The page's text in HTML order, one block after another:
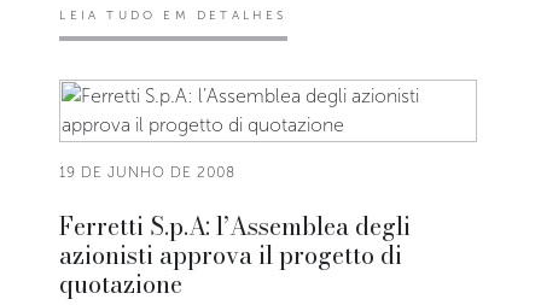
LEIA TUDO EM DETALHES
19 DE JUNHO DE 2008
Ferretti S.p.A: l’Assemblea degli
azionisti approva il progetto di
quotazione